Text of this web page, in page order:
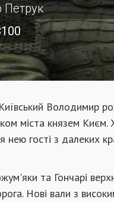
Володимир
міста князем Києм.
гості з дале­ких
та Гончарі
Нові вали з